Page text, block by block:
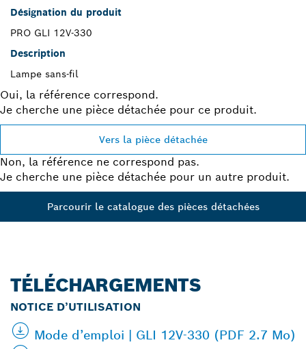
Désignation du produit
PRO GLI 12V-330
Description
Lampe sans-fil
Oui, la référence correspond.
Je cherche une pièce détachée pour ce produit.
Vers la pièce détachée
Non, la référence ne correspond pas.
Je cherche une pièce détachée pour un autre produit.
Parcourir le catalogue des pièces détachées
TÉLÉCHARGEMENTS
NOTICE D’UTILISATION
Mode d’emploi | GLI 12V-330 (PDF 2.7 Mo)